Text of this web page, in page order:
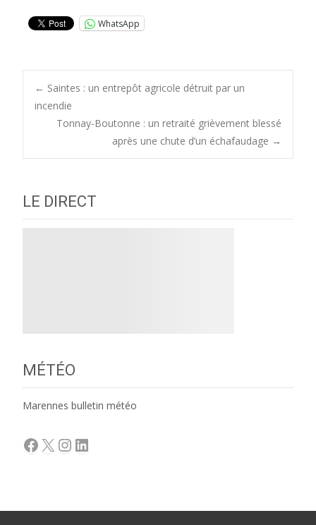
WhatsApp
Post
navigation
← Saintes : un entrepôt agricole détruit par un
incendie
Tonnay-Boutonne : un retraité grièvement blessé
après une chute d’un échafaudage →
LE DIRECT
MÉTÉO
Marennes bulletin météo
Facebook
X Instagram
LinkedIn